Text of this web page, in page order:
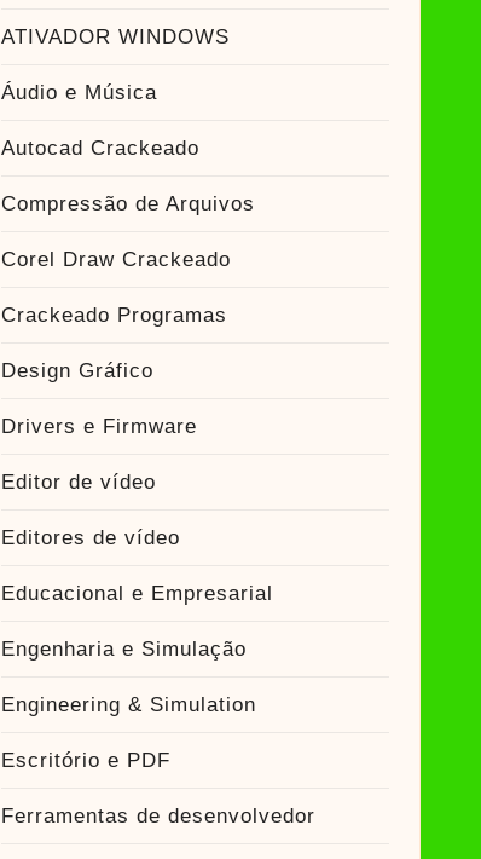
ATIVADOR WINDOWS
Áudio e Música
Autocad Crackeado
Compressão de Arquivos
Corel Draw Crackeado
Crackeado Programas
Design Gráfico
Drivers e Firmware
Editor de vídeo
Editores de vídeo
Educacional e Empresarial
Engenharia e Simulação
Engineering & Simulation
Escritório e PDF
Ferramentas de desenvolvedor